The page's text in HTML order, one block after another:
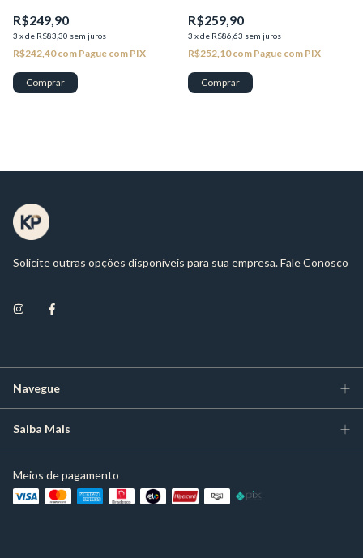
R$249,90
3 xde R$83,30 sem juros
R$242,40com Pague com PIX
R$259,90
3 xde R$86,63 sem juros
R$252,10com Pague com PIX
Solicite outras opções disponíveis para sua empresa. Fale Conosco
Navegue
Saiba Mais
Meios de pagamento